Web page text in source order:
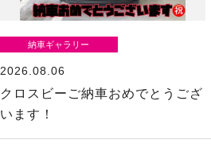
納車ギャラリー
2026.08.06
クロスビーご納車おめでとうござ
います！